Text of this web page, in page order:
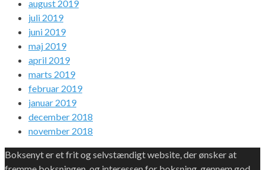
august 2019
juli 2019
juni 2019
maj 2019
april 2019
marts 2019
februar 2019
januar 2019
december 2018
november 2018
Boksenyt er et frit og selvstændigt website, der ønsker at